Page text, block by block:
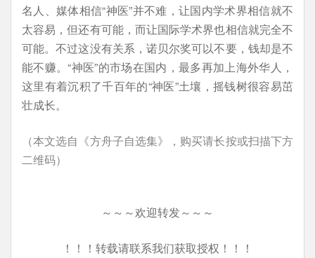
名人、媒体相信“神医”并不难，让国内学术界相信就不
太容易，但还有可能，而让国际学术界也相信就完全不
可能。不过这没有关系，诺贝尔奖可以不要，钱却是不
能不赚。“神医”的市场在国内，最多再加上海外华人，
这里有着沉积了千百年的“神医”土壤，摇钱树很容易茁
壮成长。
（本文选自《方舟子自选集》，购买请长按或扫描下方
二维码）
～～～欢迎转发～～～
！！！转载请联系我们获取授权！！！